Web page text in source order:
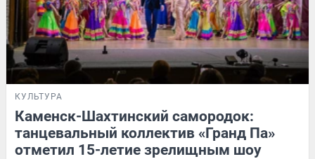
КУЛЬТУРА
Каменск-Шахтинский самородок:
танцевальный коллектив «Гранд Па»
отметил 15-летие зрелищным шоу